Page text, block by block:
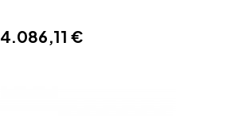
4.086,11 €